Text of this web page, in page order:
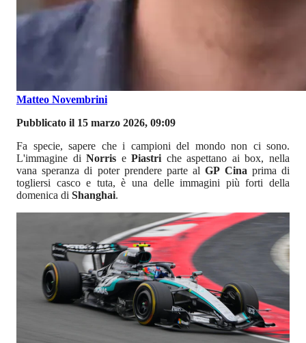
Matteo Novembrini
Pubblicato il 15 marzo 2026, 09:09
Fa specie, sapere che i campioni del mondo non ci sono.
L'immagine diNorris ePiastri che aspettano ai box, nella
vana speranza di poter prendere parte alGP Cina prima di
togliersi casco e tuta, è una delle immagini più forti della
domenica di Shanghai.